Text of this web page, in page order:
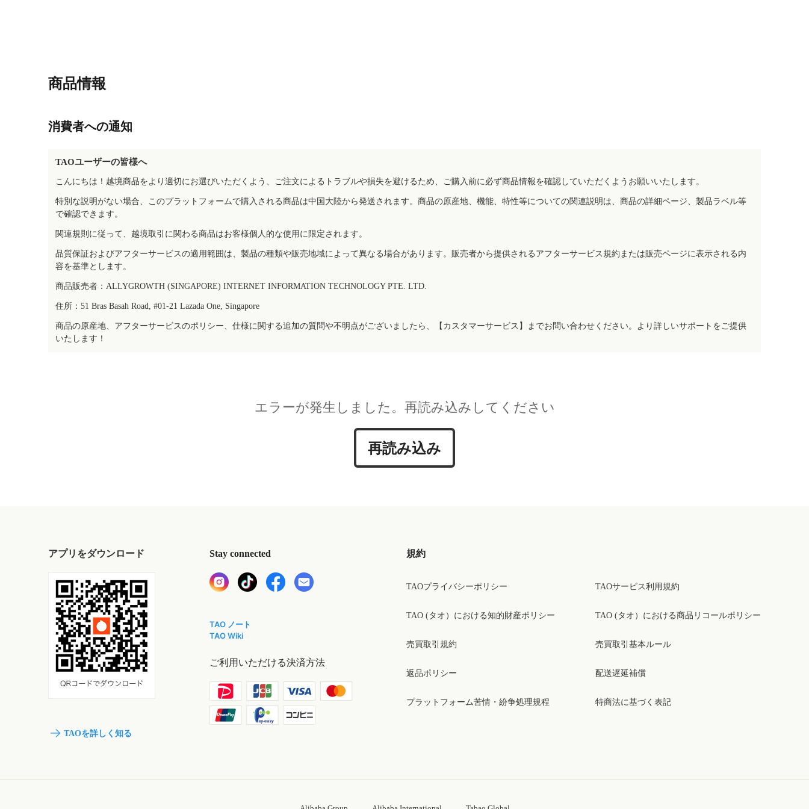
商品情報
消費者への通知
TAOユーザーの皆様へ
こんにちは！越境商品をより適切にお選びいただくよう、ご注文によるトラブルや損失を避けるため、ご購入前に必ず商品情報を確認していただくようお願いいたします。
特別な説明がない場合、このプラットフォームで購入される商品は中国大陸から発送されます。商品の原産地、機能、特性等についての関連説明は、商品の詳細ページ、製品ラベル等
で確認できます。
関連規則に従って、越境取引に関わる商品はお客様個人的な使用に限定されます。
品質保証およびアフターサービスの適用範囲は、製品の種類や販売地域によって異なる場合があります。販売者から提供されるアフターサービス規約または販売ページに表示される内
容を基準とします。
商品販売者：ALLYGROWTH (SINGAPORE) INTERNET INFORMATION TECHNOLOGY PTE. LTD.
住所：51 Bras Basah Road, #01-21 Lazada One, Singapore
商品の原産地、アフターサービスのポリシー、仕様に関する追加の質問や不明点がございましたら、【カスタマーサービス】までお問い合わせください。より詳しいサポートをご提供
いたします！
エラーが発生しました。再読み込みしてください
再読み込み
アプリをダウンロード
TAOを詳しく知る
Stay connected
TAO ノート
TAO Wiki
ご利用いただける決済方法
規約
TAOプライバシーポリシー
TAO (タオ）における知的財産ポリシー
売買取引規約
返品ポリシー
プラットフォーム苦情・紛争処理規程
TAOサービス利用規約
TAO (タオ）における商品リコールポリシー
売買取引基本ルール
配送遅延補償
特商法に基づく表記